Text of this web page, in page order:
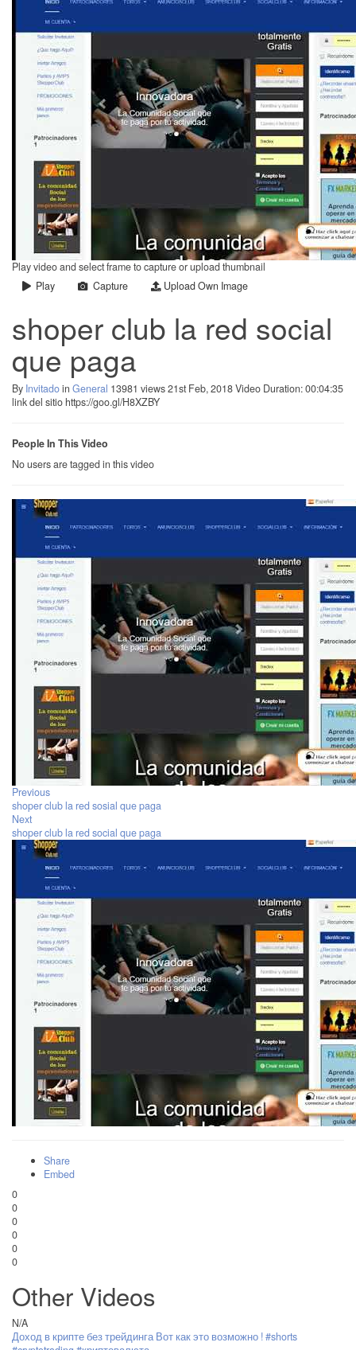
Play video and select frame to capture or upload thumbnail
Play
Capture Upload Own Image
shoper club la red social
que paga
By Invitadoin General 13981 views21st Feb, 2018Video Duration: 00:04:35
link del sitio https://goo.gl/H8XZBY
People In This Video
No users are tagged in this video
Previous
shoper club la red sosial que paga
Next
shoper club la red social que paga
Share
Embed
0
0
0
0
0
0
Other Videos
N/A
Доход в крипте без трейдинга Вот как это возможно ! #shorts